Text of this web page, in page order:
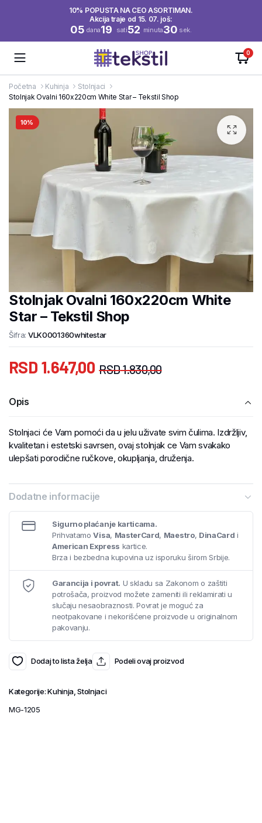
10% POPUSTA NA CEO ASORTIMAN.
Akcija traje od 15. 07. još:
05 dana19 sati52 minuta30 sek.
0
Početna Kuhinja
Stolnjaci
Stolnjak Ovalni 160x220cm White Star – Tekstil Shop
10%
Stolnjak Ovalni 160x220cm White
Star – Tekstil Shop
Šifra: VLK0001360whitestar
RSD1.830,00
RSD 1.647,00
Opis
Stolnjaci će Vam pomoći da u jelu uživate svim čulima. Izdržljiv,
kvalitetan i estetski savrsen, ovaj stolnjak ce Vam svakako
ulepšati porodične ručkove, okupljanja, druženja.
Dodatne informacije
Sigurno plaćanje karticama.
PrihvatamoVisa, MasterCard, Maestro, DinaCard i
American Express kartice.
Brza i bezbedna kupovina uz isporuku širom Srbije.
Garancija i povrat. U skladu sa Zakonom o zaštiti
potrošača, proizvod možete zameniti ili reklamirati u
slučaju nesaobraznosti. Povrat je moguć za
neotpakovane i nekorišćene proizvode u originalnom
pakovanju.
Dodaj to lista želja Podeli ovaj proizvod
Kategorije:Kuhinja,Stolnjaci
MG-1205